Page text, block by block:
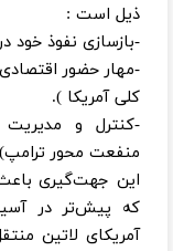
ذیل است :
-بازسازی نفوذ خود
-مهار حضور
کلی آمریکا ).
-کنترل و مدیریت
منفعت محور
این جهت‌گیری باعث
که پیش‌تر در
آمریکای لاتین